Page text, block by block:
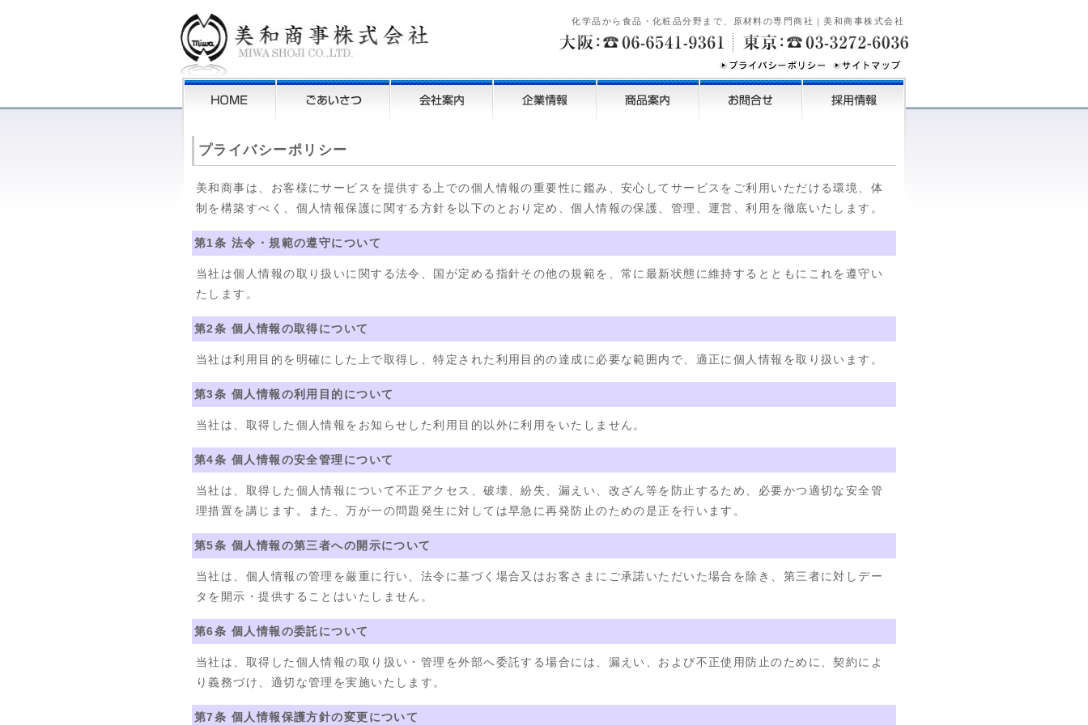
化学品から食品・化粧品分野まで、原材料の専門商社｜美和商事株式会社
プライバシーポリシー
美和商事は、お客様にサービスを提供する上での個人情報の重要性に鑑み、安心してサービスをご利用いただける環境、体
制を構築すべく、個人情報保護に関する方針を以下のとおり定め、個人情報の保護、管理、運営、利用を徹底いたします。
第1条 法令・規範の遵守について
当社は個人情報の取り扱いに関する法令、国が定める指針その他の規範を、常に最新状態に維持するとともにこれを遵守い
たします。
第2条 個人情報の取得について
当社は利用目的を明確にした上で取得し、特定された利用目的の達成に必要な範囲内で、適正に個人情報を取り扱います。
第3条 個人情報の利用目的について
当社は、取得した個人情報をお知らせした利用目的以外に利用をいたしません。
第4条 個人情報の安全管理について
当社は、取得した個人情報について不正アクセス、破壊、紛失、漏えい、改ざん等を防止するため、必要かつ適切な安全管
理措置を講じます。また、万が一の問題発生に対しては早急に再発防止のための是正を行います。
第5条 個人情報の第三者への開示について
当社は、個人情報の管理を厳重に行い、法令に基づく場合又はお客さまにご承諾いただいた場合を除き、第三者に対しデー
タを開示・提供することはいたしません。
第6条 個人情報の委託について
当社は、取得した個人情報の取り扱い・管理を外部へ委託する場合には、漏えい、および不正使用防止のために、契約によ
り義務づけ、適切な管理を実施いたします。
第7条 個人情報保護方針の変更について